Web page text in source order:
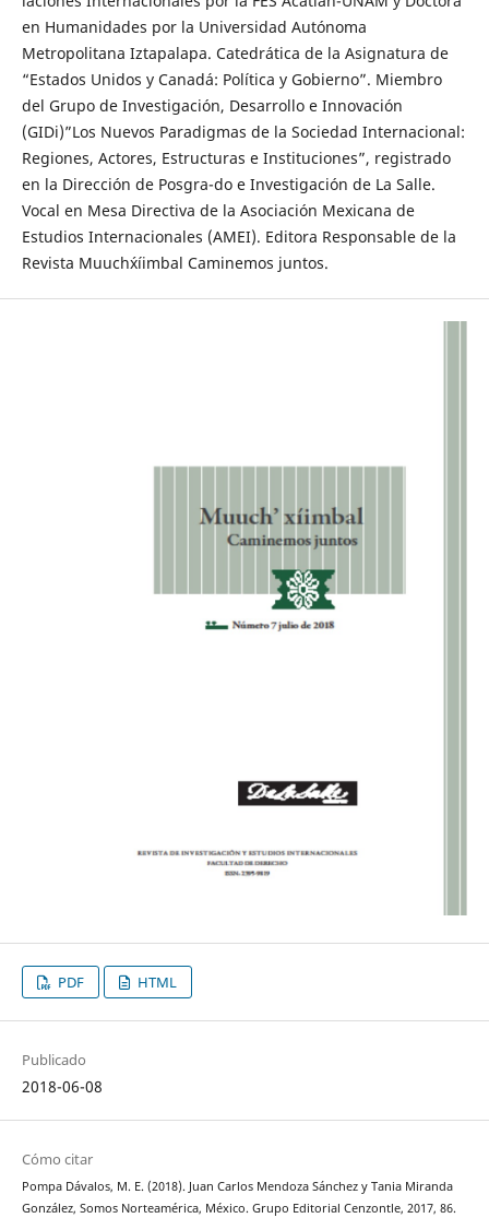
en Humanidades por la Universidad Autónoma
Metropolitana Iztapalapa. Catedrática de la Asignatura de
“Estados Unidos y Canadá: Política y Gobierno”. Miembro
del Grupo de Investigación, Desarrollo e Innovación
(GIDi)”Los Nuevos Paradigmas de la Sociedad Internacional:
Regiones, Actores, Estructuras e Instituciones”, registrado
en la Dirección de Posgra-do e Investigación de La Salle.
Vocal en Mesa Directiva de la Asociación Mexicana de
Estudios Internacionales (AMEI). Editora Responsable de la
Revista Muuch´xíimbal Caminemos juntos.
PDF HTML
Publicado
2018-06-08
Cómo citar
Pompa Dávalos, M. E. (2018). Juan Carlos Mendoza Sánchez y Tania Miranda
González, Somos Norteamérica, México. Grupo Editorial Cenzontle, 2017, 86.